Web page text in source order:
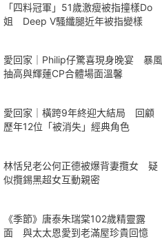
「四料冠軍」51歲激瘦被指撞樣Do
姐 Deep V騷纖腿近年被指變樣
愛回家｜Philip仔驚喜現身晚宴 暴風
抽高與輝蓮CP合體場面溫馨
愛回家｜橫跨9年終迎大結局 回顧
歷年12位「被消失」經典角色
林恬兒老公何正德被爆背妻攬女 疑
似攬錫黑超女互動親密
《季節》唐泰朱瑞棠102歲精靈露
面 與太太恩愛到老滿屋珍貴回憶